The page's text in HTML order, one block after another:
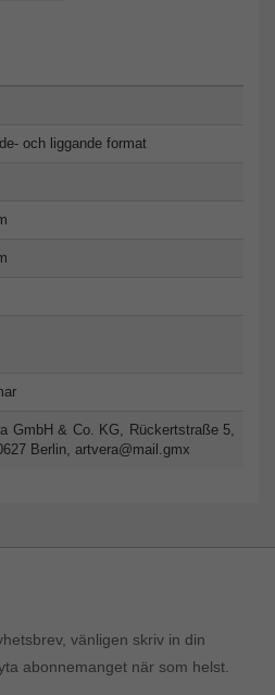
och liggande format
GmbH & Co. KG, Rückertstraße 5,
Berlin, artvera@mail.gmx
vänligen skriv in din
abonnemanget när som helst.